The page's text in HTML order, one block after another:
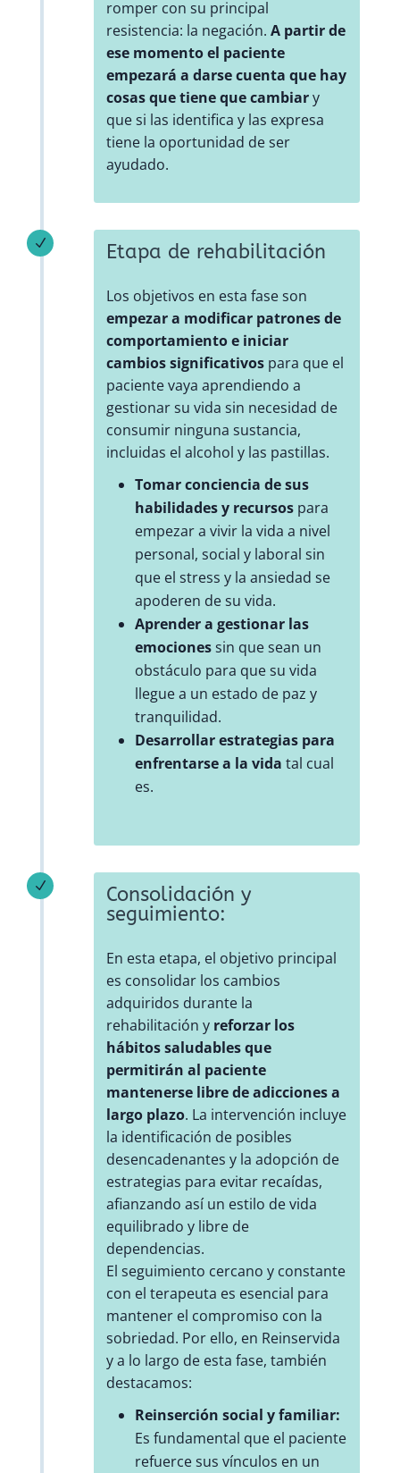
romper con su principal
resistencia: la negación. A partir de
ese momento el paciente
empezará a darse cuenta que hay
cosas que tiene que cambiary
que si las identifica y las expresa
tiene la oportunidad de ser
ayudado.
N Etapa de rehabilitación
Los objetivos en esta fase son
empezar a modificar patrones de
comportamiento e iniciar
cambios significativospara que el
paciente vaya aprendiendo a
gestionar su vida sin necesidad de
consumir ninguna sustancia,
incluidas el alcohol y las pastillas.
Tomar conciencia de sus
habilidades y recursospara
empezar a vivir la vida a nivel
personal, social y laboral sin
que el stress y la ansiedad se
apoderen de su vida.
Aprender a gestionar las
emocionessin que sean un
obstáculo para que su vida
llegue a un estado de paz y
tranquilidad.
Desarrollar estrategias para
enfrentarse a la vida tal cual
es.
N
Consolidación y
seguimiento:
En esta etapa, el objetivo principal
es consolidar los cambios
adquiridos durante la
rehabilitación y reforzar los
hábitos saludables que
permitirán al paciente
mantenerse libre de adicciones a
largo plazo. La intervención incluye
la identificación de posibles
desencadenantes y la adopción de
estrategias para evitar recaídas,
afianzando así un estilo de vida
equilibrado y libre de
dependencias.
El seguimiento cercano y constante
con el terapeuta es esencial para
mantener el compromiso con la
sobriedad. Por ello, en Reinservida
y a lo largo de esta fase, también
destacamos:
Reinserción social y familiar:
Es fundamental que el paciente
refuerce sus vínculos en un